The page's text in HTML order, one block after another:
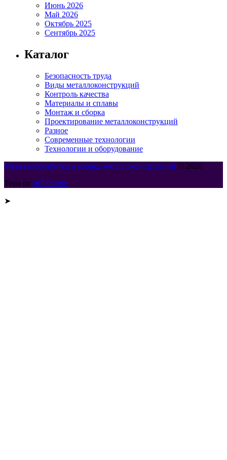
Июнь 2026
Май 2026
Октябрь 2025
Сентябрь 2025
Каталог
Безопасность труда
Виды металлоконструкций
Контроль качества
Материалы и сплавы
Монтаж и сборка
Проектирование металлоконструкций
Разное
Современные технологии
Технологии и оборудование
Металлообработка и сборка металлоконструкций © 2026
Тема от WP Puzzle
➤